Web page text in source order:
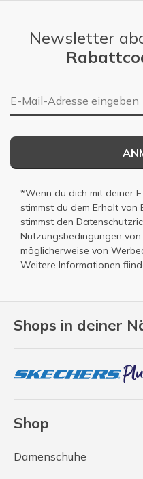
Shops in deiner
Shop
Damenschuhe
Newsletter
E-Mail-Adresse
*Wenn du dich mit deiner
stimmst du dem Erhalt von
stimmst den
Nutzungsbedingungen von
möglicherweise von
Weitere Informationen